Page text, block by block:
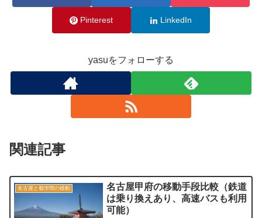
Pinterest LinkedIn
yasuをフォローする
関連記事
名古屋と都市間の移動
名古屋甲府の移動手段比較（鉄道
は乗り換えあり、高速バスも利用
可能）